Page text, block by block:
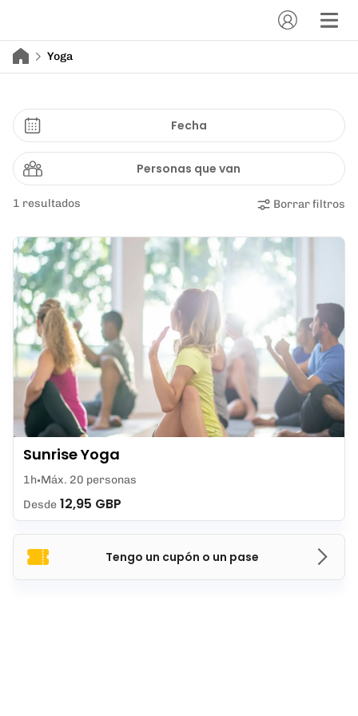
Yoga
Fecha
Personas que van
1 resultados Borrar filtros
Tengo un cupón o un pase
Sunrise Yoga
1h Máx. 20 personas
Desde 12,95 GBP